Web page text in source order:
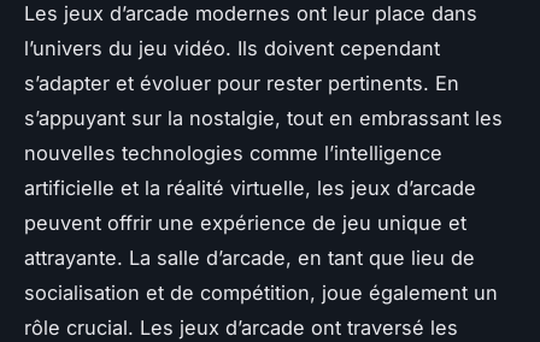
Les jeux d’arcade modernes ont leur place dans
l’univers du jeu vidéo. Ils doivent cependant
s’adapter et évoluer pour rester pertinents. En
s’appuyant sur la nostalgie, tout en embrassant les
nouvelles technologies comme l’intelligence
artificielle et la réalité virtuelle, les jeux d’arcade
peuvent offrir une expérience de jeu unique et
attrayante. La salle d’arcade, en tant que lieu de
socialisation et de compétition, joue également un
rôle crucial. Les jeux d’arcade ont traversé les